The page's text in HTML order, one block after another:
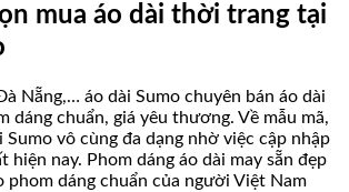
mua áo dài thời trang tại
Nẵng,… áo dài Sumo chuyên bán áo dài
dáng chuẩn, giá yêu thương. Về mẫu mã,
vô cùng đa dạng nhờ việc cập nhập
hiện nay. Phom dáng áo dài may sẵn đẹp
dáng chuẩn của người Việt Nam